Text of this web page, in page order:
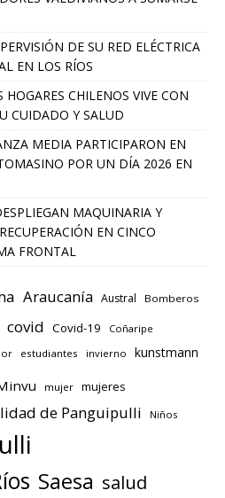
DE SU RED ELÉCTRICA
EN LOS RÍOS
CHILENOS VIVE CON
CUIDADO Y SALUD
MEDIA PARTICIPARON EN
POR UN DÍA 2026 EN
MAQUINARIA Y
EN CINCO
FRONTAL
Araucanía Austral Bomberos
covid Covid-19 Coñaripe
estudiantes invierno kunstmann
mujer mujeres
de Panguipulli Niños
Saesa salud